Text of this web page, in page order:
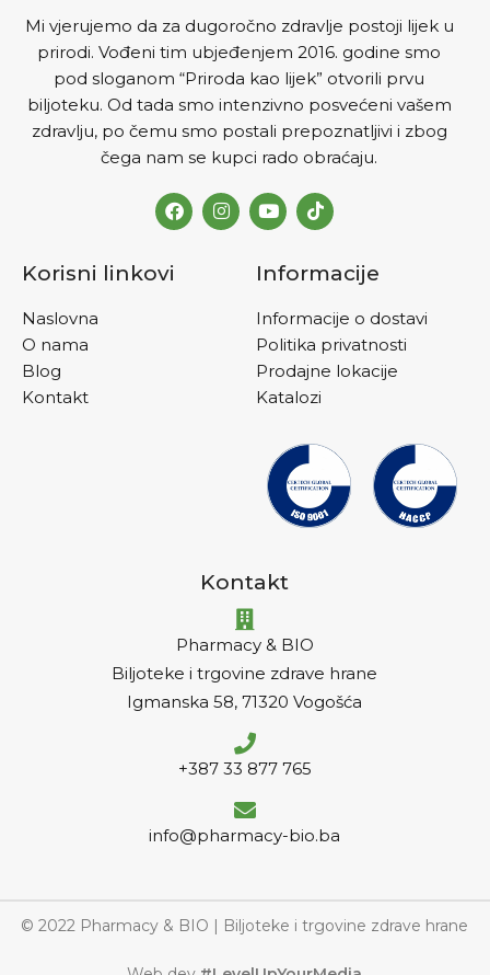
akni i zajedno sa kurkumom
smanjuje iritacije. Aloe vera
poznata po svojim
umirujućim svojstvima
pomaže u održavanju kože
glatkom i svježom. Ne
Mi vjerujemo da za dugoročno zdravlje postoji lijek u
prirodi. Vođeni tim ubjeđenjem 2016. godine smo
pod sloganom “Priroda kao lijek” otvorili prvu
biljoteku. Od tada smo intenzivno posvećeni vašem
zdravlju, po čemu smo postali prepoznatljivi i zbog
čega nam se kupci rado obraćaju.
Korisni linkovi
Naslovna
O nama
Blog
Kontakt
Informacije
Informacije o dostavi
Politika privatnosti
Prodajne lokacije
Katalozi
Kontakt
Pharmacy & BIO
Biljoteke i trgovine zdrave hrane
Igmanska 58, 71320 Vogošća
+387 33 877 765
info@pharmacy-bio.ba
© 2022 Pharmacy & BIO | Biljoteke i trgovine zdrave hrane